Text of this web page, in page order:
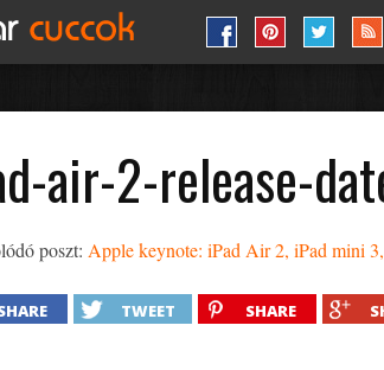
air-2-release-
poszt:Apple keynote: iPad Air 2, iPad mini
TWEET SHARE